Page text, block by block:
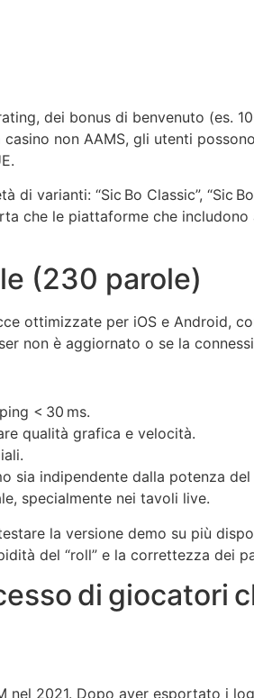
dei bonus di benvenuto (es.
non AAMS, gli utenti
varianti: “Sic Bo Classic”, “Sic
che le piattaforme che
(230 parole)
ottimizzate per iOS e Android,
non è aggiornato o se la
< 30 ms.
qualità grafica e velocità.
sia indipendente dalla potenza
specialmente nei tavoli live.
la versione demo su più
del “roll” e la correttezza dei
di giocatori
nel 2021. Dopo aver esportato i